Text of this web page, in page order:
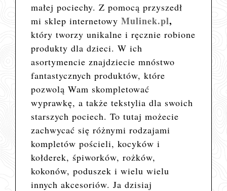
małej pociechy. Z pomocą przyszedł
mi sklep internetowyMulinek.pl,
który tworzy unikalne i ręcznie robione
produkty dla dzieci. W ich
asortymencie znajdziecie mnóstwo
fantastycznych produktów, które
pozwolą Wam skompletować
wyprawkę, a także tekstylia dla swoich
starszych pociech. To tutaj możecie
zachwycać się różnymi rodzajami
kompletów pościeli, kocyków i
kołderek, śpiworków, rożków,
kokonów, poduszek i wielu wielu
innych akcesoriów. Ja dzisiaj